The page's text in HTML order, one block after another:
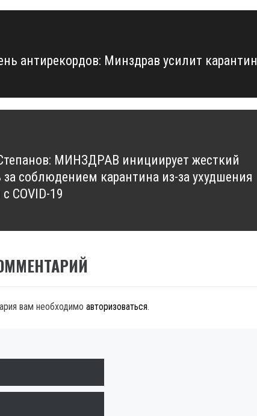
антирекордов: Минздрав усилит карантин
МИНЗДРАВ инициирует жесткий
за соблюдением карантина из-за ухудшения
COVID-19
вам необходимо авторизоваться.